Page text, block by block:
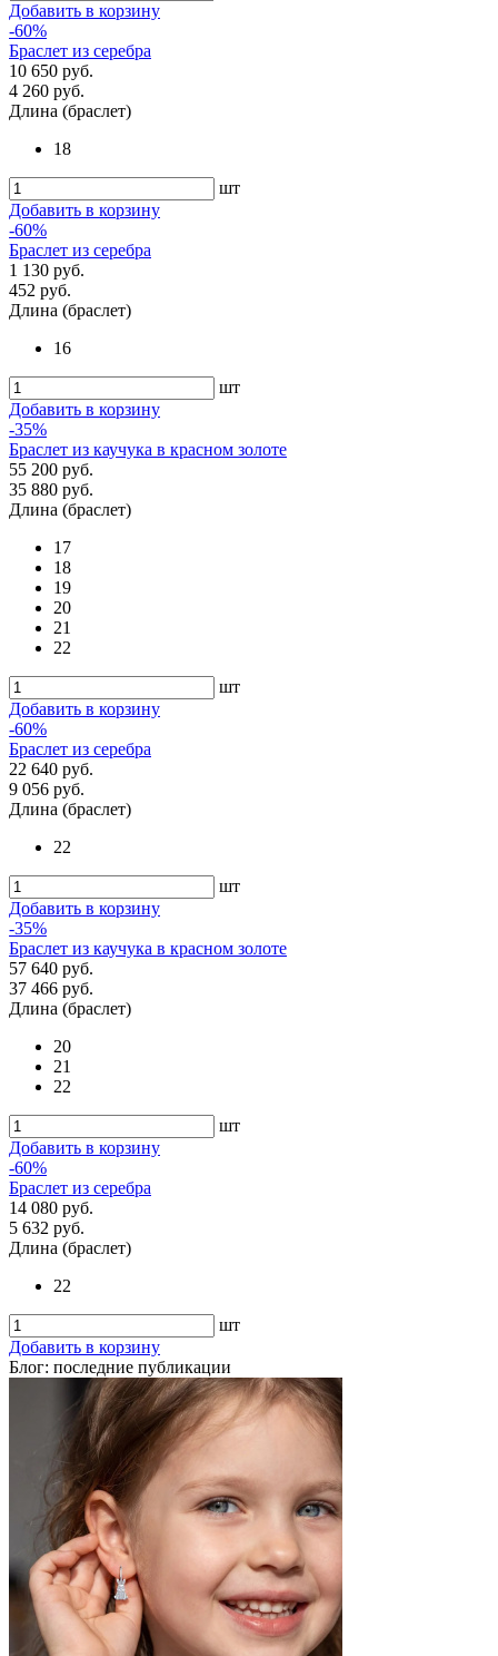
Добавить в корзину
-60%
Браслет из серебра
10 650 руб.
4 260 руб.
Длина (браслет)
18
шт
Добавить в корзину
-60%
Браслет из серебра
1 130 руб.
452 руб.
Длина (браслет)
16
шт
Добавить в корзину
-35%
Браслет из каучука в красном золоте
55 200 руб.
35 880 руб.
Длина (браслет)
17
18
19
20
21
22
шт
Добавить в корзину
-60%
Браслет из серебра
22 640 руб.
9 056 руб.
Длина (браслет)
22
шт
Добавить в корзину
-35%
Браслет из каучука в красном золоте
57 640 руб.
37 466 руб.
Длина (браслет)
20
21
22
шт
Добавить в корзину
-60%
Браслет из серебра
14 080 руб.
5 632 руб.
Длина (браслет)
22
шт
Добавить в корзину
Блог: последние публикации